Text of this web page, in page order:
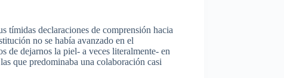
tímidas declaraciones de comprensión hacia
no se había avanzado en el
de dejarnos la piel- a veces literalmente- en
que predominaba una colaboración casi